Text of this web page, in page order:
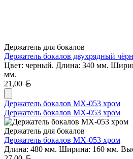
Держатель для бокалов
Держатель бокалов двухрядный
Цвет: черный. Длина: 340 мм.
мм.
21,00
Держатель бокалов MX-053 хром
Держатель бокалов MX-053 хром
Держатель для бокалов
Держатель бокалов MX-053 хром
Длина: 480 мм. Ширина: 160 мм.